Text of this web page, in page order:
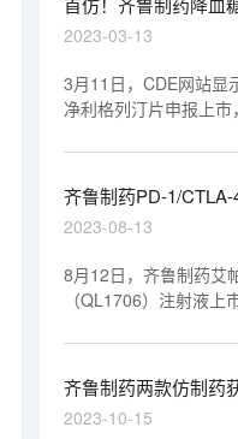
上市丨“美”天新药事
2023-03-13
3月11日，CDE网站显
净利格列汀片申报上
企。
齐鲁制药PD-1/CTLA-
天新药事
2023-08-13
8月12日，齐鲁制药艾
（QL1706）注射液
的双功能组合抗体，
以约2:1的比例同时生
亡受体1（PD-1）IgG4
（Iparomlimab）和细
齐鲁制药两款仿制药
2023-10-15